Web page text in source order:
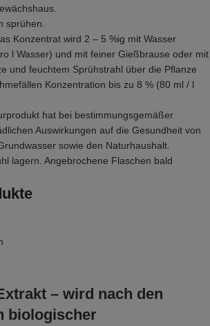
sprühen.
Konzentrat wird 2 – 5 %ig mit Wasser
l Wasser) und mit feiner Gießbrause oder mit
und feuchtem Sprühstrahl über die Pflanze
Konzentration bis zu 8 % (80 ml / l
hat bei bestimmungsgemäßer
Auswirkungen auf die Gesundheit von
sowie den Naturhaushalt.
lagern. Angebrochene Flaschen bald
– wird nach den
biologischer